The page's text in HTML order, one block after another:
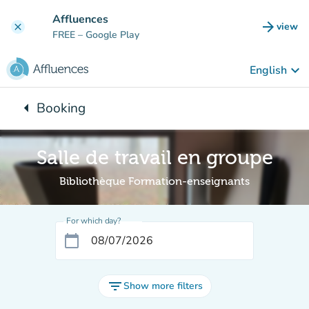
clear Affluences
FREE – Google Play arrow_forward view
(new
English keyboard_arrow_down
arrow_leftBack to:
Booking
Salle de travail en groupe
Bibliothèque Formation-enseignants
For which day?
calendar_today
filter_listShow more filters